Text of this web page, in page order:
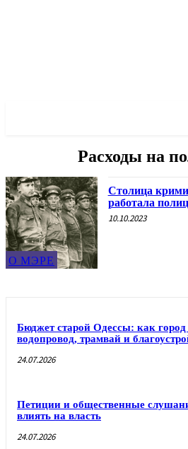
Расходы на
О МЭРЕ
Столица
работала
10.10.2023
Бюджет старой Одессы: как
водопровод, трамвай и
24.07.2026
Петиции и общественные
влиять на власть
24.07.2026